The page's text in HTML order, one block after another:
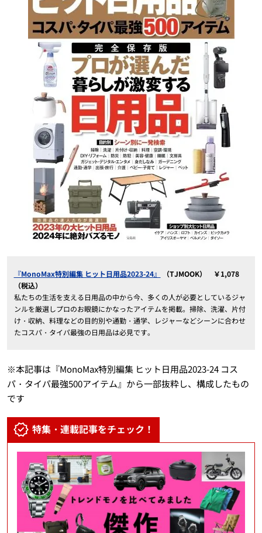
『MonoMax特別編集 ヒット日用品2023-24』
（TJMOOK） ￥1,078
（税込）
私たちの生活を支える日用品の中から今、多くの人が必要としているジャ
ンルを厳選しプロのお眼鏡にかなったアイテムを掲載。掃除、洗濯、片付
け・収納、料理などの目的別や通勤・通学、レジャーなどシーンに合わせ
たコスパ・タイパ最強の日用品は必見です。
※本記事は『MonoMax特別編集 ヒット日用品2023-24 コス
パ・タイパ最強500アイテム』から一部抜粋し、構成したもの
です
特集・連載記事をチェック！